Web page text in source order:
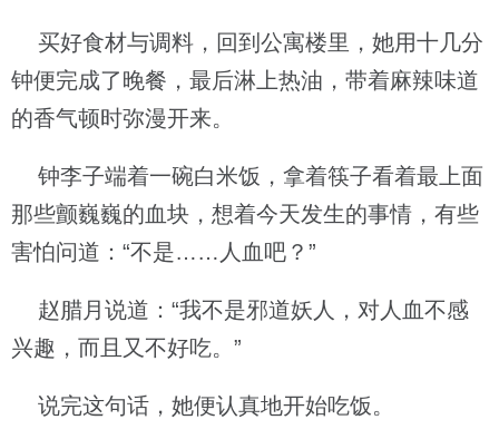
买好食材与调料，回到公寓楼里，她用十几分
钟便完成了晚餐，最后淋上热油，带着麻辣味道
的香气顿时弥漫开来。
钟李子端着一碗白米饭，拿着筷子看着最上面
那些颤巍巍的血块，想着今天发生的事情，有些
害怕问道：“不是……人血吧？”
赵腊月说道：“我不是邪道妖人，对人血不感
兴趣，而且又不好吃。”
说完这句话，她便认真地开始吃饭。